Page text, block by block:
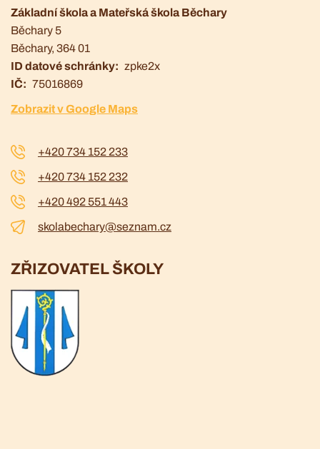
Základní škola a Mateřská škola Běchary
Běchary 5
Běchary, 364 01
ID datové schránky
zpke2x
IČ
75016869
Zobrazit v Google Maps
+420 734 152 233
+420 734 152 232
+420 492 551 443
skolabechary@seznam.cz
ZŘIZOVATEL ŠKOLY